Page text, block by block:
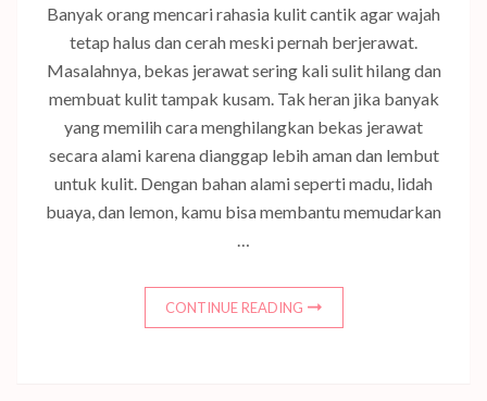
Banyak orang mencari rahasia kulit cantik agar wajah
tetap halus dan cerah meski pernah berjerawat.
Masalahnya, bekas jerawat sering kali sulit hilang dan
membuat kulit tampak kusam. Tak heran jika banyak
yang memilih cara menghilangkan bekas jerawat
secara alami karena dianggap lebih aman dan lembut
untuk kulit. Dengan bahan alami seperti madu, lidah
buaya, dan lemon, kamu bisa membantu memudarkan
CONTINUE READING